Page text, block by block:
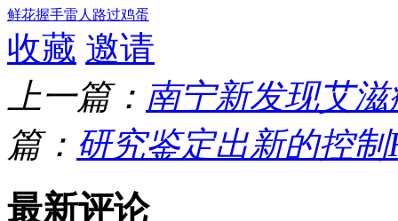
鲜花握手雷人 路过鸡蛋
收藏 邀请
上一篇： 南宁新发现艾
篇： 研究鉴定出新的控
最新评论